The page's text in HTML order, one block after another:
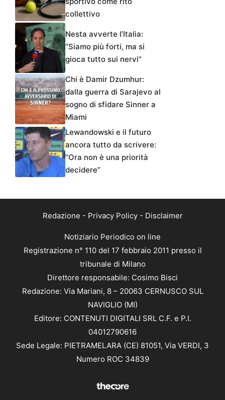
collettivo
Nesta avverte l’Italia:
“Siamo più forti, ma si
gioca tutto sui nervi”
Chi è Damir Dzumhur:
dalla guerra di Sarajevo al
sogno di sfidare Sinner a
Miami
Lewandowski e il futuro
ancora tutto da scrivere:
“Ora non è una priorità
decidere”
Redazione - Privacy Policy- Disclaimer
Notiziario Periodico on line
Registrazione n° 110 del 17 febbraio 2011 presso il
tribunale di Milano
Direttore responsabile: Cosimo Bisci
Redazione: Via Mariani, 8 – 20063 CERNUSCO SUL
NAVIGLIO (MI)
Editore: CONTENUTI DIGITALI SRL C.F. e P.I.
04012790616
Sede Legale: PIETRAMELARA (CE) 81051, Via VERDI, 3
Numero ROC 34839